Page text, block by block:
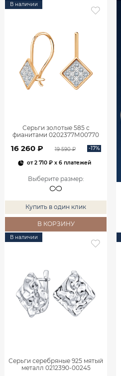
В наличии
Серьги золотые 585 с
фианитами 0202377М00770
16 260 ₽ 19 590 ₽ -17%
от2 710 ₽x 6 платежей
Выберите размер:
Купить в один клик
В КОРЗИНУ
В наличии
Серьги серебряные 925 мятый
металл 0212390-00245